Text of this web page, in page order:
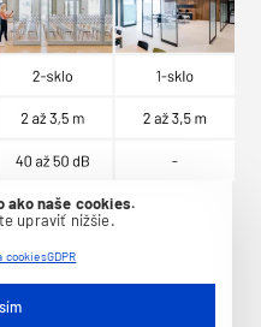
ako naše cookies.
upraviť nižšie.
cookiesGDPR